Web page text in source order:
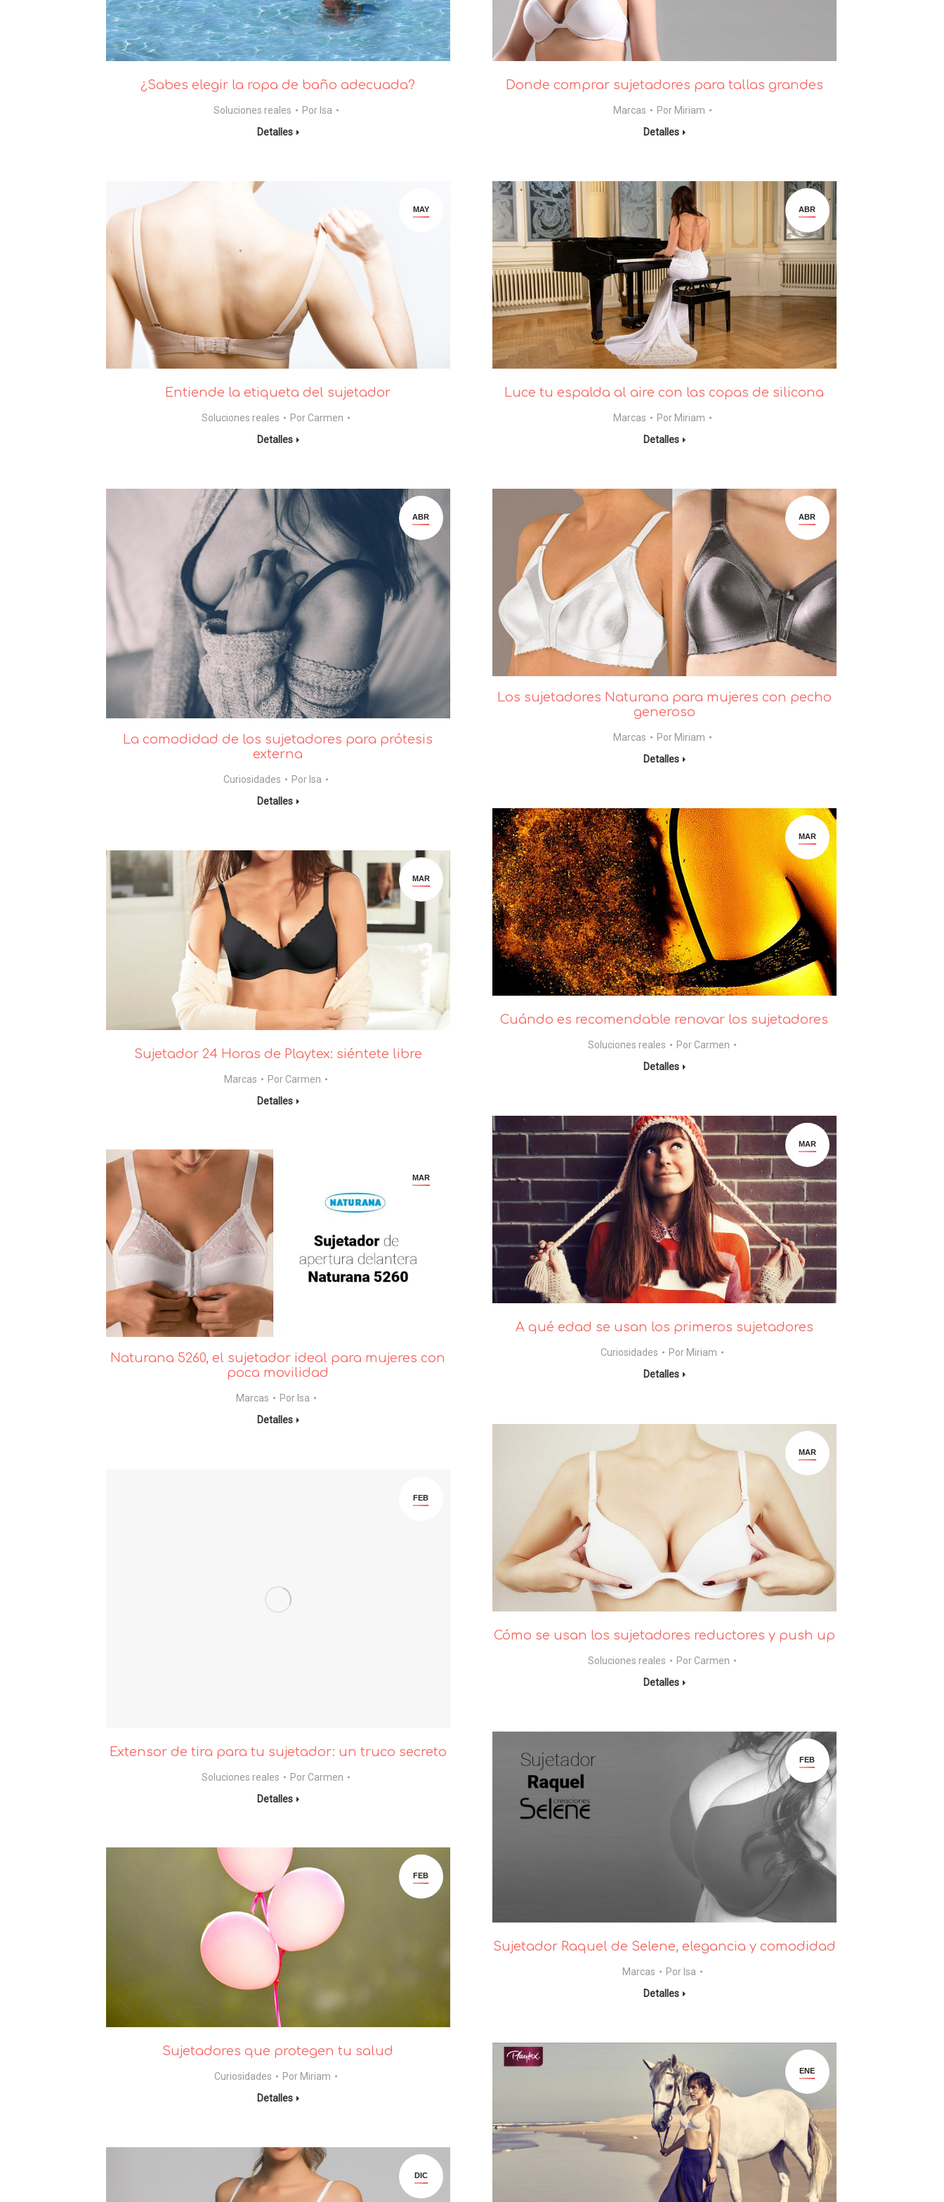
¿Sabes elegir la ropa de baño adecuada?
Soluciones reales Por Isa
Detalles
Donde comprar sujetadores para tallas grandes
Marcas Por Miriam
Detalles
MAY
Entiende la etiqueta del sujetador
Soluciones reales Por Carmen
Detalles
ABR
Luce tu espalda al aire con las copas de silicona
Marcas Por Miriam
Detalles
ABR
La comodidad de los sujetadores para prótesis
externa
Curiosidades Por Isa
Detalles
ABR
Los sujetadores Naturana para mujeres con pecho
generoso
Marcas Por Miriam
Detalles
MAR
Cuándo es recomendable renovar los sujetadores
Soluciones reales Por Carmen
Detalles
MAR
Sujetador 24 Horas de Playtex: siéntete libre
Marcas Por Carmen
Detalles
MAR
A qué edad se usan los primeros sujetadores
Curiosidades Por Miriam
Detalles
MAR
Naturana 5260, el sujetador ideal para mujeres con
poca movilidad
Marcas Por Isa
Detalles
MAR
Cómo se usan los sujetadores reductores y push up
Soluciones reales Por Carmen
Detalles
FEB
Extensor de tira para tu sujetador: un truco secreto
Soluciones reales Por Carmen
Detalles
FEB
Sujetador Raquel de Selene, elegancia y comodidad
Marcas Por Isa
Detalles
FEB
Sujetadores que protegen tu salud
Curiosidades Por Miriam
Detalles
ENE
DIC